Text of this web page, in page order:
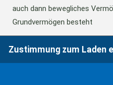
auch dann bewegliches
Grundvermögen besteht
BFH:
Zustimmung zum Laden